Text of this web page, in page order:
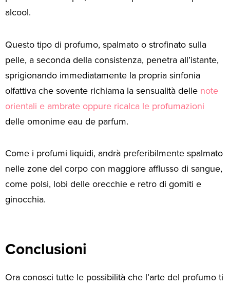
alcool.
Questo tipo di profumo, spalmato o strofinato sulla
pelle, a seconda della consistenza, penetra all’istante,
sprigionando immediatamente la propria sinfonia
olfattiva che sovente richiama la sensualità delle note
orientali e ambrate oppure ricalca le profumazioni
delle omonime eau de parfum.
Come i profumi liquidi, andrà preferibilmente spalmato
nelle zone del corpo con maggiore afflusso di sangue,
come polsi, lobi delle orecchie e retro di gomiti e
ginocchia.
Conclusioni
Ora conosci tutte le possibilità che l’arte del profumo ti